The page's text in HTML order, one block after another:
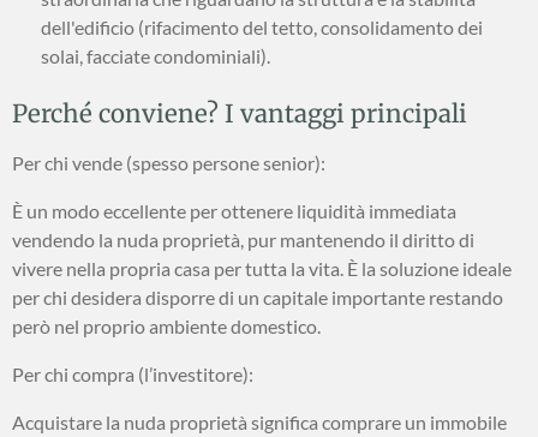
dell'edificio (rifacimento del tetto, consolidamento dei
solai, facciate condominiali).
Perché conviene? I vantaggi principali
Per chi vende (spesso persone senior):
È un modo eccellente per ottenere liquidità immediata
vendendo la nuda proprietà, pur mantenendo il diritto di
vivere nella propria casa per tutta la vita. È la soluzione ideale
per chi desidera disporre di un capitale importante restando
però nel proprio ambiente domestico.
Per chi compra (l’investitore):
Acquistare la nuda proprietà significa comprare un immobile